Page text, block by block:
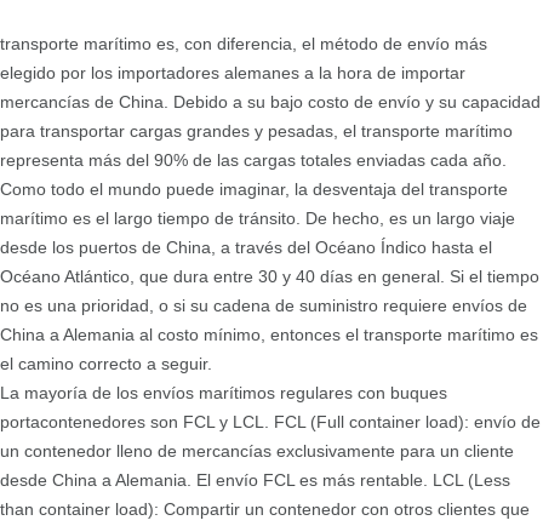
transporte marítimo es, con diferencia, el método de envío más
elegido por los importadores alemanes a la hora de importar
mercancías de China. Debido a su bajo costo de envío y su capacidad
para transportar cargas grandes y pesadas, el transporte marítimo
representa más del 90% de las cargas totales enviadas cada año.
Como todo el mundo puede imaginar, la desventaja del transporte
marítimo es el largo tiempo de tránsito. De hecho, es un largo viaje
desde los puertos de China, a través del Océano Índico hasta el
Océano Atlántico, que dura entre 30 y 40 días en general. Si el tiempo
no es una prioridad, o si su cadena de suministro requiere envíos de
China a Alemania al costo mínimo, entonces el transporte marítimo es
el camino correcto a seguir.
La mayoría de los envíos marítimos regulares con buques
portacontenedores son FCL y LCL. FCL (Full container load): envío de
un contenedor lleno de mercancías exclusivamente para un cliente
desde China a Alemania. El envío FCL es más rentable. LCL (Less
than container load): Compartir un contenedor con otros clientes que